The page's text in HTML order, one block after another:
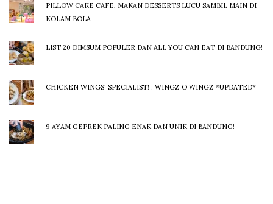
PILLOW CAKE CAFE, MAKAN DESSERTS LUCU SAMBIL MAIN DI
KOLAM BOLA
LIST 20 DIMSUM POPULER DAN ALL YOU CAN EAT DI BANDUNG!
CHICKEN WINGS' SPECIALIST! : WINGZ O WINGZ *UPDATED*
9 AYAM GEPREK PALING ENAK DAN UNIK DI BANDUNG!